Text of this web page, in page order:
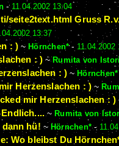
- 11.04.2002 13:04
seite2text.html Gruss
13:37
: )~ Hörnchen*- 11.04.2002
: )~ Rumita von
: )~ Hörnchen*
Herzenslachen : )~
mir Herzenslachen : )
~ Rumita von
dann hü! ~ Hörnchen*-
Wo bleibst Du